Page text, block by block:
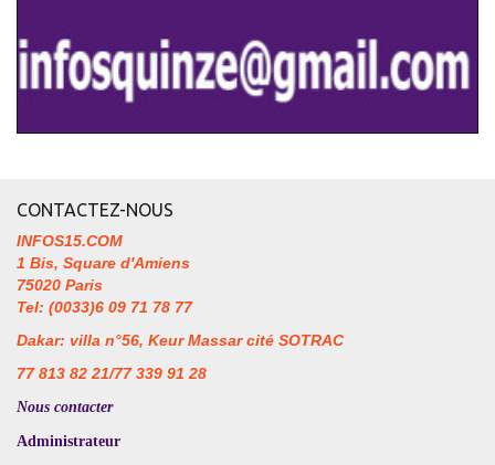
CONTACTEZ-NOUS
INFOS15.COM
1 Bis, Square d'Amiens
75020 Paris
Tel: (0033)6 09 71 78 77
Dakar: villa n°56, Keur Massar cité SOTRAC
77 813 82 21/77 339 91 28
Nous contacter
Administrateur